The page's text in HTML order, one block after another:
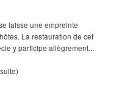
laisse une empreinte
La restauration de cet
y participe allègrement...